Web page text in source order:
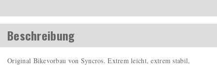
Beschreibung
Original Bikevorbau von Syncros. Extrem leicht, extrem stabil,